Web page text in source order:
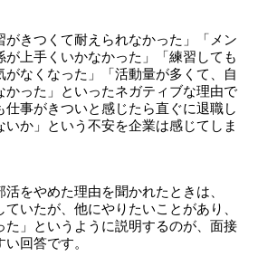
がきつくて耐えられなかった」「メン
が上手くいかなかった」「練習しても
がなくなった」「活動量が多くて、自
かった」といったネガティブな理由で
仕事がきついと感じたら直ぐに退職し
いか」という不安を企業は感じてしま
をやめた理由を聞かれたときは、
ていたが、他にやりたいことがあり、
た」というように説明するのが、面接
回答です。